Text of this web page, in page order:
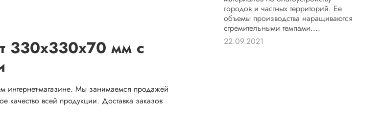
330х330х70 мм с
интернет-магазине. Мы занимаемся продажей
качество всей продукции. Доставка заказов
городов и частных территорий. Ее
объемы производства наращиваются
стремительными темпами....
22.09.2021